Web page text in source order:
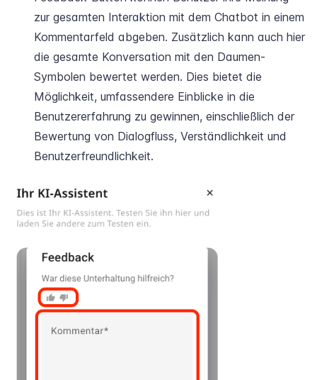
zur gesamten Interaktion mit dem Chatbot in einem
Kommentarfeld abgeben. Zusätzlich kann auch hier
die gesamte Konversation mit den Daumen-
Symbolen bewertet werden. Dies bietet die
Möglichkeit, umfassendere Einblicke in die
Benutzererfahrung zu gewinnen, einschließlich der
Bewertung von Dialogfluss, Verständlichkeit und
Benutzerfreundlichkeit.